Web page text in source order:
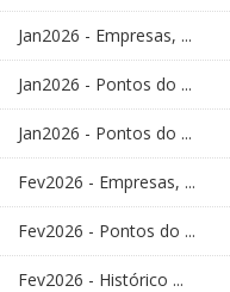
Jan2026 - Empresas, ...
Jan2026 - Pontos do ...
Jan2026 - Pontos do ...
Fev2026 - Empresas, ...
Fev2026 - Pontos do ...
Fev2026 - Histórico ...